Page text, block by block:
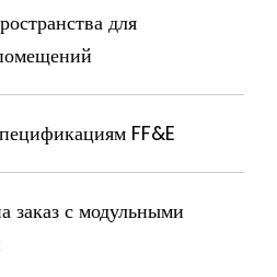
для
FF&E
заказ с модульными